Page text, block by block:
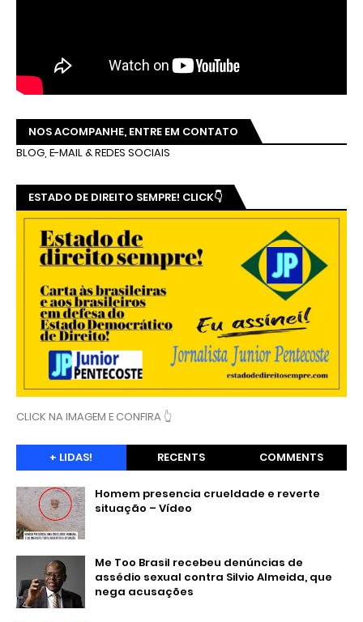
NOS ACOMPANHE, ENTRE EM CONTATO
BLOG, E-MAIL & REDES SOCIAIS
ESTADO DE DIREITO SEMPRE! CLICK👇
CLICK NA IMAGEM E CONFIRA 👆
+ LIDAS! RECENTS COMMENTS
Homem presencia crueldade e reverte
situação – Vídeo
Me Too Brasil recebeu denúncias de
assédio sexual contra Silvio Almeida, que
nega acusações